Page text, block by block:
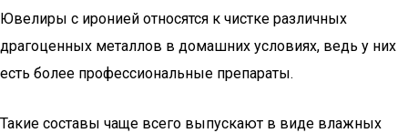
Ювелиры с иронией относятся к чистке различных
драгоценных металлов в домашних условиях, ведь у них
есть более профессиональные препараты.
Такие составы чаще всего выпускают в виде влажных